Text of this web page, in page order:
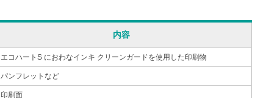
内容
エコハートS におわなインキ クリーンガードを使用した印刷物
パンフレットなど
印刷面